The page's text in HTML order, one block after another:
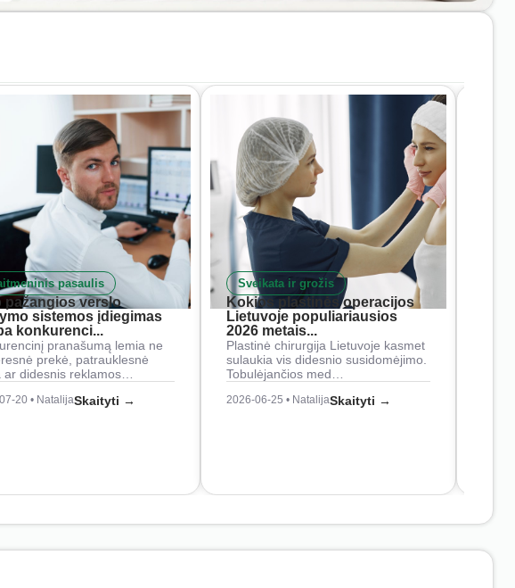
pasaulis
pažangios verslo
sistemos įdiegimas
konkurenci...
pranašumą lemia ne
prekė, patrauklesnė
ar didesnis reklamos…
20 • NatalijaSkaityti →
Sveikata ir grožis
Kokios plastinės operacijos
Lietuvoje populiariausios
2026 metais...
Plastinė chirurgija Lietuvoje kasmet
sulaukia vis didesnio susidomėjimo.
Tobulėjančios med…
2026-06-25 • NatalijaSkaityti →